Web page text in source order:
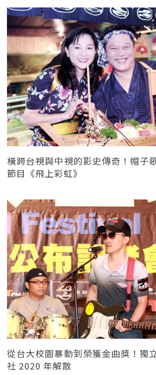
橫跨台視與中視的影史傳奇！帽子
節目《飛上彩虹》
從台大校園暴動到榮獲金曲獎！獨
社 2020 年解散